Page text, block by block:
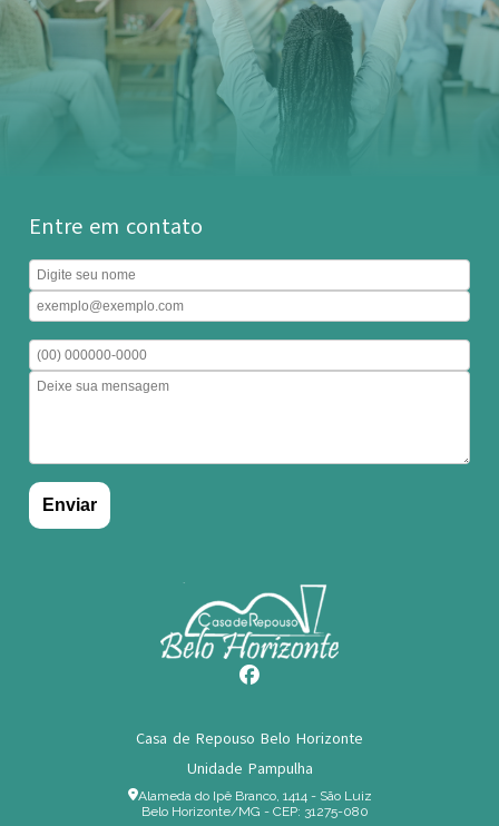
Entre em contato
Casa de Repouso Belo Horizonte
Unidade Pampulha
Alameda do Ipê Branco, 1414 - São Luiz
Belo Horizonte/MG - CEP: 31275-080